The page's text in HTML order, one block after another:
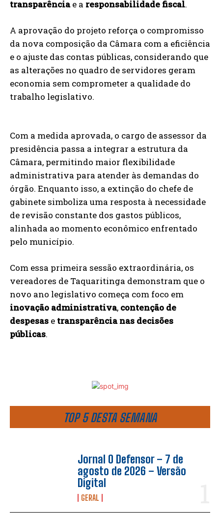
TOP 5 DESTA SEMANA
Jornal O Defensor – 7 de
agosto de 2026 – Versão
Digital
GERAL
transparênciae a responsabilidade fiscal.
A aprovação do projeto reforça o compromisso
da nova composição da Câmara com a eficiência
e o ajuste das contas públicas, considerando que
as alterações no quadro de servidores geram
economia sem comprometer a qualidade do
trabalho legislativo.
Com a medida aprovada, o cargo de assessor da
presidência passa a integrar a estrutura da
Câmara, permitindo maior flexibilidade
administrativa para atender às demandas do
órgão. Enquanto isso, a extinção do chefe de
gabinete simboliza uma resposta à necessidade
de revisão constante dos gastos públicos,
alinhada ao momento econômico enfrentado
pelo município.
Com essa primeira sessão extraordinária, os
vereadores de Taquaritinga demonstram que o
novo ano legislativo começa com foco em
inovação administrativa, contenção de
despesas e transparência nas decisões
públicas.